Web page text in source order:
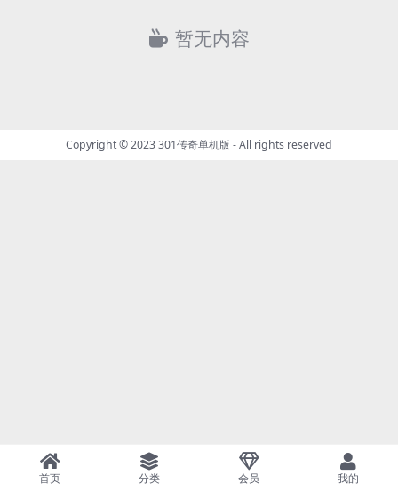
暂无内容
Copyright © 2023301传奇单机版 - All rights reserved
首页 分类 会员 我的